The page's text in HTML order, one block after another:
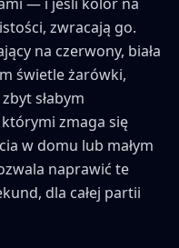
zwracają go.
na czerwony, biała
świetle żarówki,
słabym
zmaga się
w domu lub małym
naprawić te
dla całej partii